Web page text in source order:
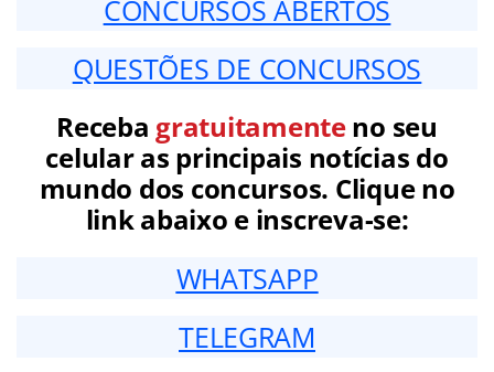
CONCURSOS ABERTOS
QUESTÕES DE CONCURSOS
Receba gratuitamenteno seu
celular as principais notícias do
mundo dos concursos. Clique no
link abaixo e inscreva-se:
WHATSAPP
TELEGRAM